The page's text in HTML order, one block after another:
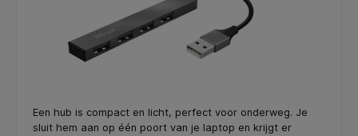
Een hub is compact en licht, perfect voor onderweg. Je
sluit hem aan op één poort van je laptop en krijgt er